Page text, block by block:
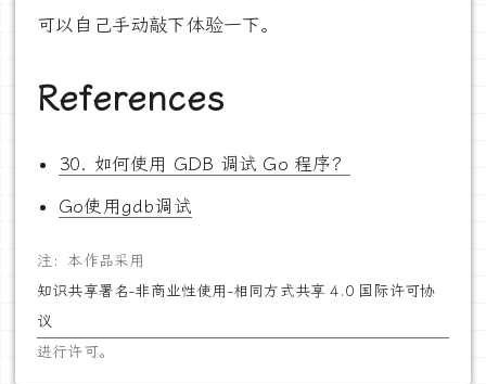
可以自己手动敲下体验一下。
References
30. 如何使用 GDB 调试 Go 程序？
Go使用gdb调试
注：本作品采用
知识共享署名-非商业性使用-相同方式共享 4.0 国际许可协
议
进行许可。